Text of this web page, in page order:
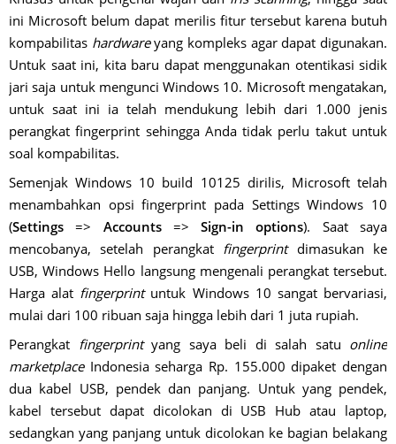
ini Microsoft belum dapat merilis fitur tersebut karena butuh
kompabilitas hardwareyang kompleks agar dapat digunakan.
Untuk saat ini, kita baru dapat menggunakan otentikasi sidik
jari saja untuk mengunci Windows 10. Microsoft mengatakan,
untuk saat ini ia telah mendukung lebih dari 1.000 jenis
perangkat fingerprint sehingga Anda tidak perlu takut untuk
soal kompabilitas.
Semenjak Windows 10 build 10125 dirilis, Microsoft telah
menambahkan opsi fingerprint pada Settings Windows 10
(Settings => Accounts=>Sign-in options). Saat saya
mencobanya, setelah perangkat fingerprintdimasukan ke
USB, Windows Hello langsung mengenali perangkat tersebut.
Harga alat fingerprintuntuk Windows 10 sangat bervariasi,
mulai dari 100 ribuan saja hingga lebih dari 1 juta rupiah.
Perangkat fingerprintyang saya beli di salah satu online
marketplaceIndonesia seharga Rp. 155.000 dipaket dengan
dua kabel USB, pendek dan panjang. Untuk yang pendek,
kabel tersebut dapat dicolokan di USB Hub atau laptop,
sedangkan yang panjang untuk dicolokan ke bagian belakang